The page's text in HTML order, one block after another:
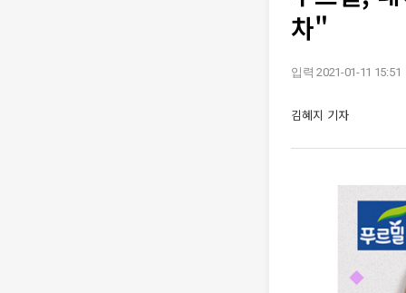
차"
입력 2021-01-11 15:51
김혜지 기자